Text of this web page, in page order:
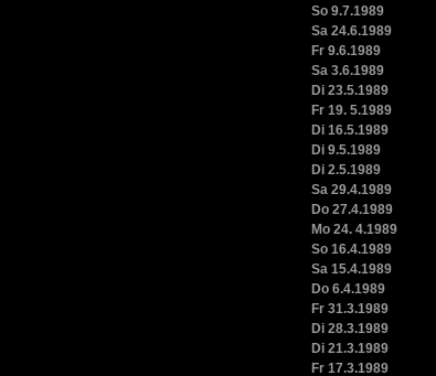
So 9.7.1989
Sa 24.6.1989
Fr 9.6.1989
Sa 3.6.1989
Di 23.5.1989
Fr 19. 5.1989
Di 16.5.1989
Di 9.5.1989
Di 2.5.1989
Sa 29.4.1989
Do 27.4.1989
Mo 24. 4.1989
So 16.4.1989
Sa 15.4.1989
Do 6.4.1989
Fr 31.3.1989
Di 28.3.1989
Di 21.3.1989
Fr 17.3.1989